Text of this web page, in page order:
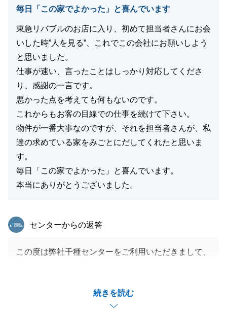
毎日「この家でよかった」と喜んでいます
東急リバブルのお店に入り、初めて担当者さんにお会
いした時”人を見る”、これでこの会社にお願いしよう
と思いました。
仕事が速い、言ったことはしっかり対応してくださ
り、感謝の一言です。
悪かった点を考えても何もないのです。
これからもお客の目線での仕事を続けて下さい。
物件が一番大事なのですが、それを担当者さんが、私
達の求めている家をみごとにだしてくれたと思いま
す。
毎日「この家でよかった」と喜んでいます。
本当にありがとうございました。
続きを読む
東急リバブル
センターからの返答
この度は弊社千種センターをご利用いただきまして、
い言葉をたくさんかけて下さり、私もN様のために何
とかご満足いただけるお手伝いがしたいと強く思った